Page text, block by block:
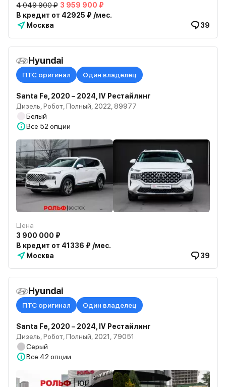
4 049 900 ₽ 3 959 900 ₽
В кредит от 42925 ₽ /мес.
Москва
39
Hyundai
ПТС оригинал Один владелец
Santa Fe, 2020 – 2024, IV Рестайлинг
Дизель, Робот, Полный, 2022, 89977
Белый
Все 52 опции
Цена
3 900 000 ₽
В кредит от 41336 ₽ /мес.
Москва
39
Hyundai
ПТС оригинал Один владелец
Santa Fe, 2020 – 2024, IV Рестайлинг
Дизель, Робот, Полный, 2021, 79051
Серый
Все 42 опции